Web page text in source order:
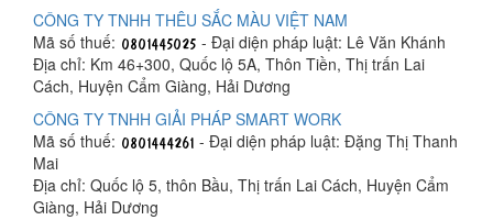
CÔNG TY TNHH THÊU SẮC MÀU VIỆT NAM
Mã số thuế:
- Đại diện pháp luật: Lê Văn Khánh
Địa chỉ: Km 46+300, Quốc lộ 5A, Thôn Tiền, Thị trấn Lai
Cách, Huyện Cẩm Giàng, Hải Dương
CÔNG TY TNHH GIẢI PHÁP SMART WORK
Mã số thuế:
- Đại diện pháp luật: Đặng Thị Thanh
Mai
Địa chỉ: Quốc lộ 5, thôn Bầu, Thị trấn Lai Cách, Huyện Cẩm
Giàng, Hải Dương